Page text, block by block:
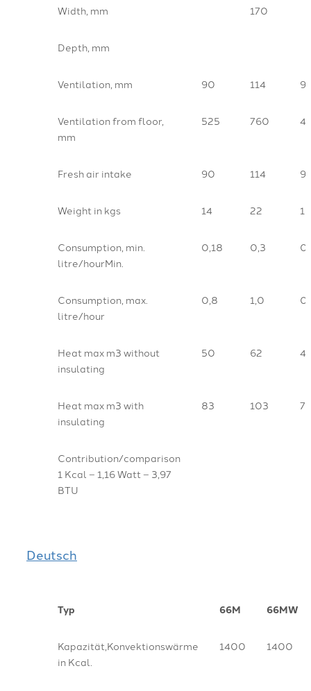
Width, mm 170
Depth, mm
Ventilation, mm 90 114
Ventilation from floor,
mm
525 760
Fresh air intake 90 114
Weight in kgs 14 22
Consumption, min.
litre/hourMin.
0,18 0,3
Consumption, max.
litre/hour
0,8 1,0
Heat max m3 without
insulating
50 62
Heat max m3 with
insulating
83 103
Contribution/comparison
1 Kcal – 1,16 Watt – 3,97
BTU
Deutsch
Typ 66M 66MW
Kapazität,Konvektionswärme
in Kcal.
1400 1400